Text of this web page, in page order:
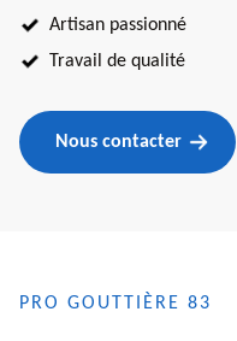
Artisan passionné
Travail de qualité
Nous contacter
PRO GOUTTIÈRE 83